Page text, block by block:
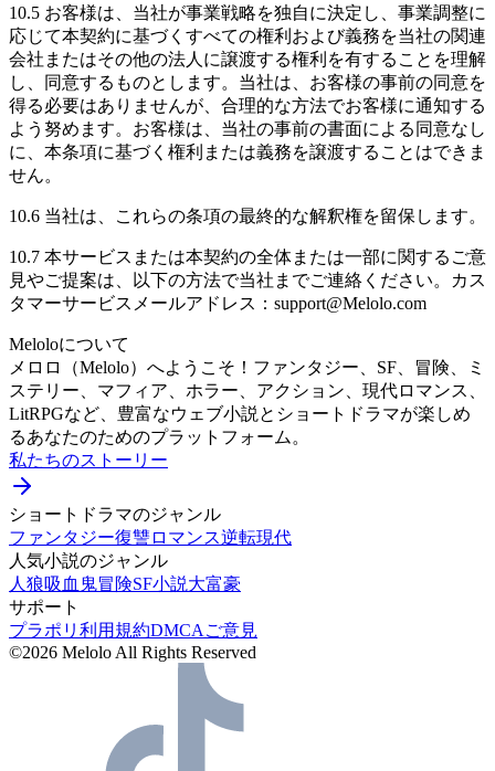
10.5 お客様は、当社が事業戦略を独自に決定し、事業調整に
応じて本契約に基づくすべての権利および義務を当社の関連
会社またはその他の法人に譲渡する権利を有することを理解
し、同意するものとします。当社は、お客様の事前の同意を
得る必要はありませんが、合理的な方法でお客様に通知する
よう努めます。お客様は、当社の事前の書面による同意なし
に、本条項に基づく権利または義務を譲渡することはできま
せん。
10.6 当社は、これらの条項の最終的な解釈権を留保します。
10.7 本サービスまたは本契約の全体または一部に関するご意
見やご提案は、以下の方法で当社までご連絡ください。カス
タマーサービスメールアドレス：support@Melolo.com
Meloloについて
メロロ（Melolo）へようこそ！ファンタジー、SF、冒険、ミ
ステリー、マフィア、ホラー、アクション、現代ロマンス、
LitRPGなど、豊富なウェブ小説とショートドラマが楽しめ
るあなたのためのプラットフォーム。
私たちのストーリー
ショートドラマのジャンル
ファンタジー復讐ロマンス逆転現代
人気小説のジャンル
人狼吸血鬼冒険SF小説大富豪
サポート
プラポリ 利用規約DMCA ご意見
©2026 Melolo All Rights Reserved